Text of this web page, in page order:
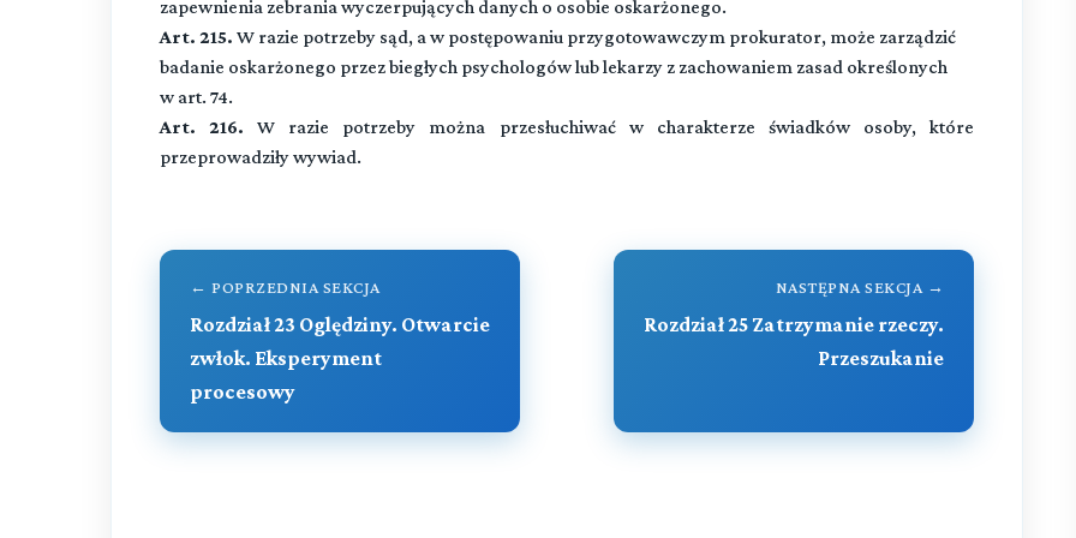
zapewnienia zebrania wyczerpujących danych o osobie oskarżonego.
Art. 215. W razie potrzeby sąd, a w postępowaniu przygotowawczym prokurator, może zarządzić
badanie oskarżonego przez biegłych psychologów lub lekarzy z zachowaniem zasad określonych
w art. 74.
Art. 216. W razie potrzeby można przesłuchiwać w charakterze świadków osoby, które
przeprowadziły wywiad.
← POPRZEDNIA SEKCJA
Rozdział 23 Oględziny. Otwarcie
zwłok. Eksperyment
procesowy
NASTĘPNA SEKCJA →
Rozdział 25 Zatrzymanie rzeczy.
Przeszukanie